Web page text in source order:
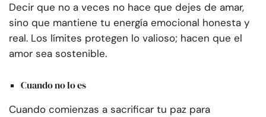
Decir que no a veces no hace que dejes de amar,
sino que mantiene tu energía emocional honesta y
real. Los límites protegen lo valioso; hacen que el
amor sea sostenible.
Cuando no lo es
Cuando comienzas a sacrificar tu paz para